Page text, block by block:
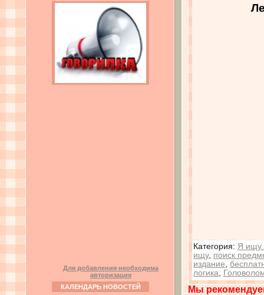
Для добавления необходима
авторизация
КАЛЕНДАРЬ НОВОСТЕЙ
Категория: Я ищу
ищу, поиск
издание
логика
Мы